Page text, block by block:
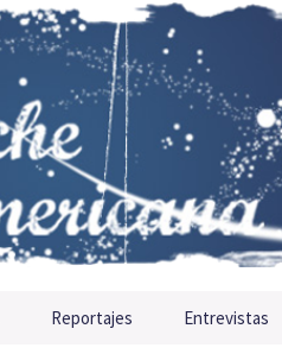
Reportajes Entrevistas